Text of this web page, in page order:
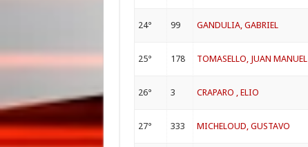
24° 99 GANDULIA, GABRIEL
25° 178 TOMASELLO, JUAN MANUEL
26° 3 CRAPARO , ELIO
27° 333 MICHELOUD, GUSTAVO